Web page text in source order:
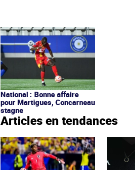
National : Bonne affaire
pour Martigues, Concarneau
stagne
Articles en tendances